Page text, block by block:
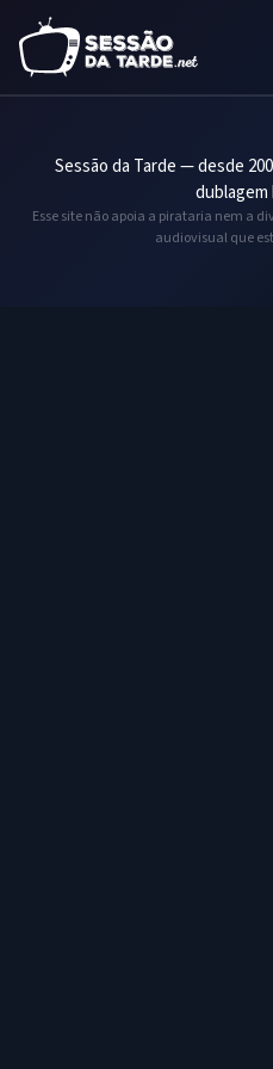
Sessão da Tarde — desde
dublagem
Esse site não apoia a pirataria nem a
audiovisual que